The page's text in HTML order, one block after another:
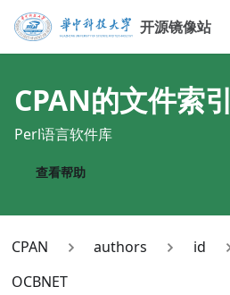
开源镜像站
CPAN的文件索引
Perl语言软件库
查看帮助
CPAN authors id
OCBNET